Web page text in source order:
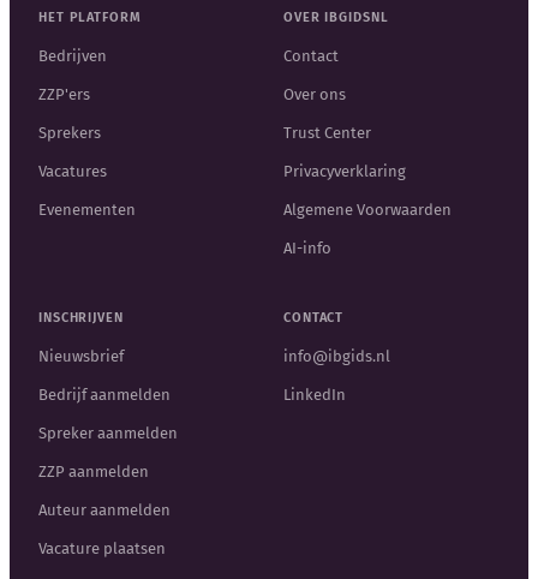
HET PLATFORM
Bedrijven
ZZP'ers
Sprekers
Vacatures
Evenementen
OVER IBGIDSNL
Contact
Over ons
Trust Center
Privacyverklaring
Algemene Voorwaarden
AI-info
INSCHRIJVEN
Nieuwsbrief
Bedrijf aanmelden
Spreker aanmelden
ZZP aanmelden
Auteur aanmelden
Vacature plaatsen
CONTACT
info@ibgids.nl
LinkedIn